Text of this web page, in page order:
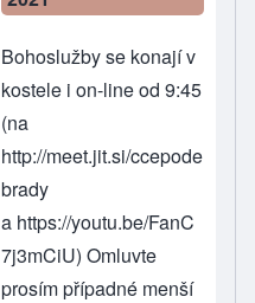
Bohoslužby se konají v
kostele i on-line od 9:45
(na
http://meet.jit.si/ccepode
brady
a https://youtu.be/FanC
7j3mCiU) Omluvte
prosím případné menší